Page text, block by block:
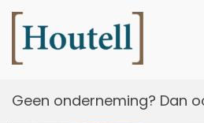
naar
inhoud
Geen onderneming? Dan